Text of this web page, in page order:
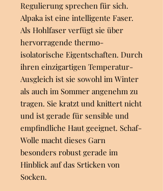
Regulierung sprechen für sich.
Alpaka ist eine intelligente Faser.
Als Hohlfaser verfügt sie über
hervorragende thermo-
isolatorische Eigentschaften. Durch
ihren einzigartigen Temperatur-
Ausgleich ist sie sowohl im Winter
als auch im Sommer angenehm zu
tragen. Sie kratzt und knittert nicht
und ist gerade für sensible und
empfindliche Haut geeignet. Schaf-
Wolle macht dieses Garn
besonders robust gerade im
Hinblick auf das Srticken von
Socken.